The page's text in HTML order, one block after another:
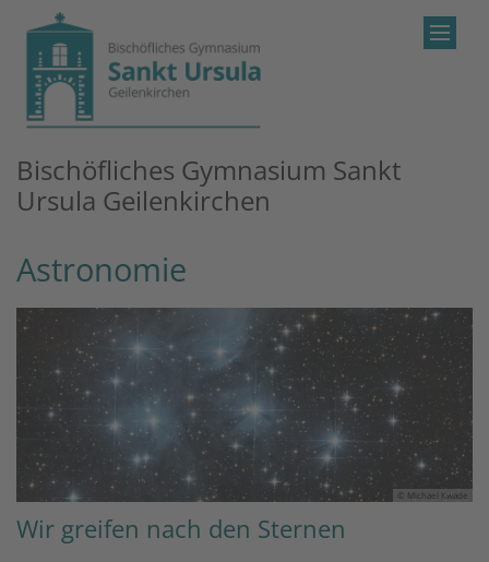
Zum Inhalt springen
Bischöfliches Gymnasium Sankt
Ursula Geilenkirchen
Astronomie
© Michael Kwade
Wir greifen nach den Sternen